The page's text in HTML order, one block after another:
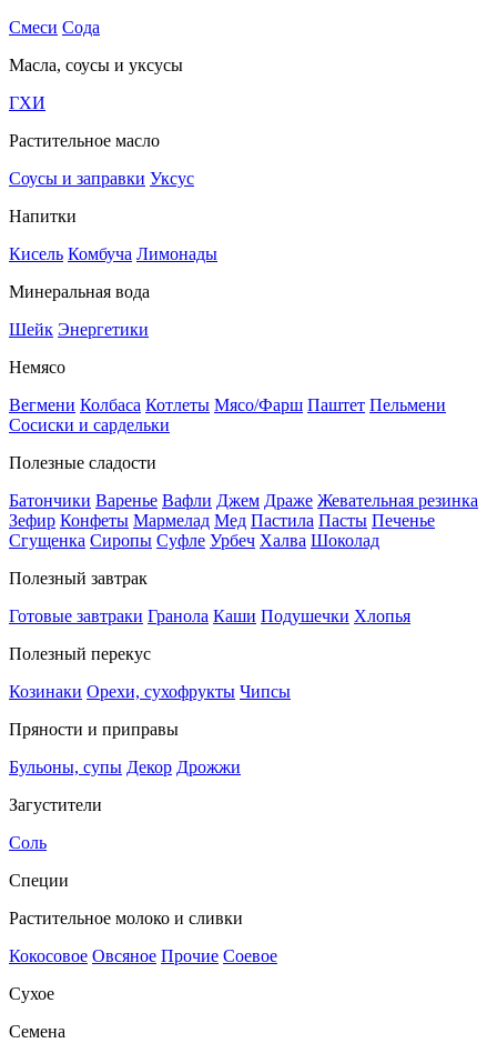
Смеси Сода
Масла, соусы и уксусы
ГХИ
Растительное масло
Соусы и заправки Уксус
Напитки
Кисель Комбуча Лимонады
Минеральная вода
Шейк Энергетики
Немясо
Вегмени Колбаса Котлеты Мясо/Фарш Паштет Пельмени
Сосиски и сардельки
Полезные сладости
Батончики Варенье Вафли Джем Драже Жевательная резинка
Зефир Конфеты Мармелад Мед Пастила Пасты Печенье
Сгущенка Сиропы Суфле Урбеч Халва Шоколад
Полезный завтрак
Готовые завтраки Гранола Каши Подушечки Хлопья
Полезный перекус
Козинаки Орехи, сухофрукты Чипсы
Пряности и приправы
Бульоны, супы Декор Дрожжи
Загустители
Соль
Специи
Растительное молоко и сливки
Кокосовое Овсяное Прочие Соевое
Сухое
Семена